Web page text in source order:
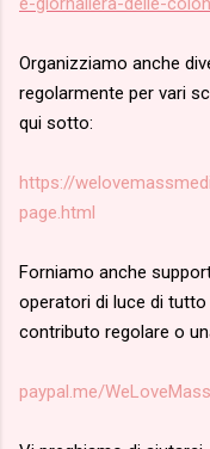
Organizziamo anche
regolarmente per vari
qui sotto:
https://
page.html
Forniamo anche
operatori di luce di
contributo regolare o
paypal.me/